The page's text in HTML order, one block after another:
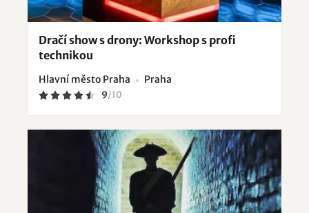
Dračí show s drony: Workshop s profi
technikou
Hlavní město Praha Praha
9/10